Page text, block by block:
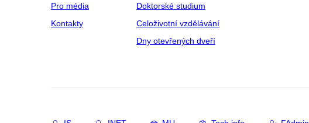
Pro média
Kontakty
Doktorské studium
Celoživotní vzdělávání
Dny otevřených dveří